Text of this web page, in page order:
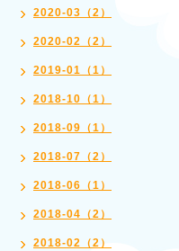
2020-03（2）
2020-02（2）
2019-01（1）
2018-10（1）
2018-09（1）
2018-07（2）
2018-06（1）
2018-04（2）
2018-02（2）